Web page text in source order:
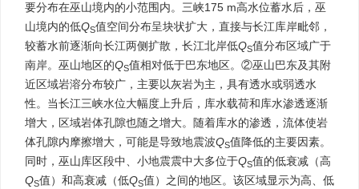
要分布在巫山境内的小范围内。三峡175 m高水位蓄水后，巫
山境内的低QS值空间分布呈块状扩大，直接与长江库岸毗邻，
较蓄水前逐渐向长江两侧扩散，长江北岸低QS值分布区域广于
南岸。巫山地区的QS值相对低于巴东地区。②巫山巴东及其附
近区域岩溶分布较广，主要以灰岩为主，具有透水或弱透水
性。当长江三峡水位大幅度上升后，库水载荷和库水渗透逐渐
增大，区域岩体孔隙也随之增大。随着库水的渗透，流体使岩
体孔隙内摩擦增大，可能是导致地震波QS值降低的主要因素。
同时，巫山库区段中、小地震震中大多位于QS值的低衰减（高
QS值）和高衰减（低QS值）之间的地区。该区域显示为高、低